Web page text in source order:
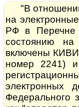
"В
на
РФ в
состоянию
включены
номер 2241)
электронных
Федерального